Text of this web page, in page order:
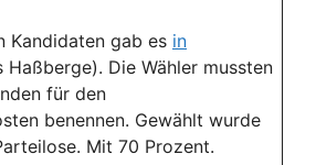
Kandidaten gab es in
Haßberge). Die Wähler mussten
für den
benennen. Gewählt wurde
Mit 70 Prozent.